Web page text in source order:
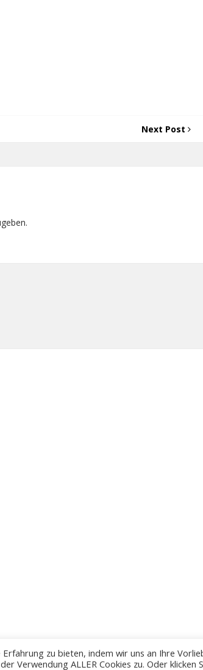
Next Post
zu bieten, indem wir uns an Ihre
Verwendung ALLER Cookies zu. Oder klicken